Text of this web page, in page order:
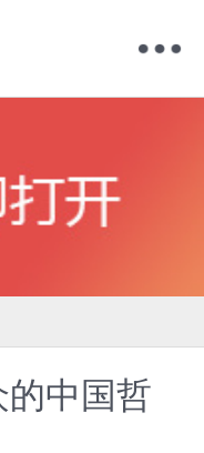
我的当当